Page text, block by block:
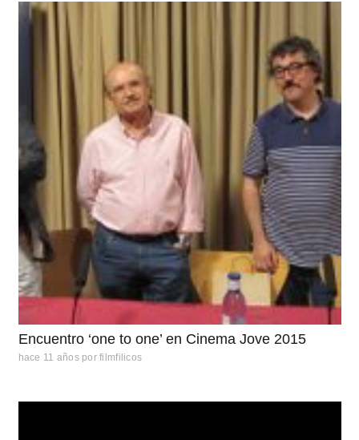
Encuentro ‘one to one’ en Cinema Jove 2015
hace 11 años por filmfilicos